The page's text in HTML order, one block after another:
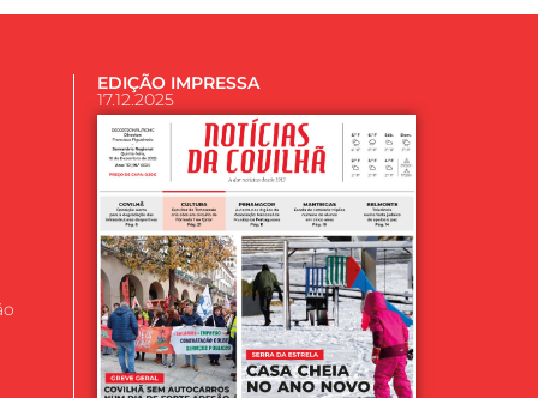
EDIÇÃO IMPRESSA
17.12.2025